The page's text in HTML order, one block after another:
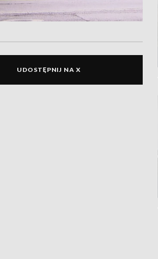
UDOSTĘPNIJ NA X